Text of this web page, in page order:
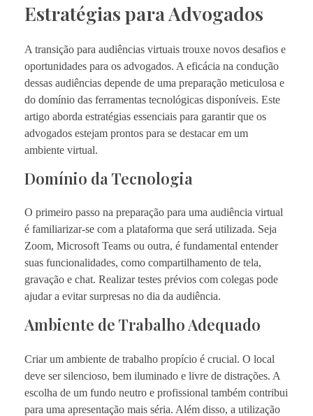
Estratégias para Advogados
A transição para audiências virtuais trouxe novos desafios e
oportunidades para os advogados. A eficácia na condução
dessas audiências depende de uma preparação meticulosa e
do domínio das ferramentas tecnológicas disponíveis. Este
artigo aborda estratégias essenciais para garantir que os
advogados estejam prontos para se destacar em um
ambiente virtual.
Domínio da Tecnologia
O primeiro passo na preparação para uma audiência virtual
é familiarizar-se com a plataforma que será utilizada. Seja
Zoom, Microsoft Teams ou outra, é fundamental entender
suas funcionalidades, como compartilhamento de tela,
gravação e chat. Realizar testes prévios com colegas pode
ajudar a evitar surpresas no dia da audiência.
Ambiente de Trabalho Adequado
Criar um ambiente de trabalho propício é crucial. O local
deve ser silencioso, bem iluminado e livre de distrações. A
escolha de um fundo neutro e profissional também contribui
para uma apresentação mais séria. Além disso, a utilização